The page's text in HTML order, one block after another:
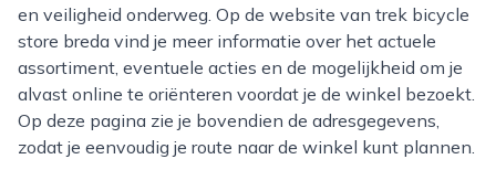
en veiligheid onderweg. Op de website van trek bicycle
store breda vind je meer informatie over het actuele
assortiment, eventuele acties en de mogelijkheid om je
alvast online te oriënteren voordat je de winkel bezoekt.
Op deze pagina zie je bovendien de adresgegevens,
zodat je eenvoudig je route naar de winkel kunt plannen.